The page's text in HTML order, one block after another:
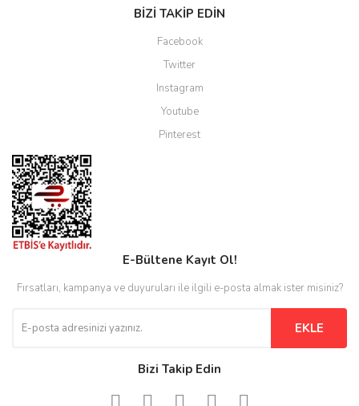
BİZİ TAKİP EDİN
Facebook
Twitter
Instagram
Youtube
Pinterest
E-Bültene Kayıt Ol!
Fırsatları, kampanya ve duyuruları ile ilgili e-posta almak ister misiniz?
EKLE
Bizi Takip Edin